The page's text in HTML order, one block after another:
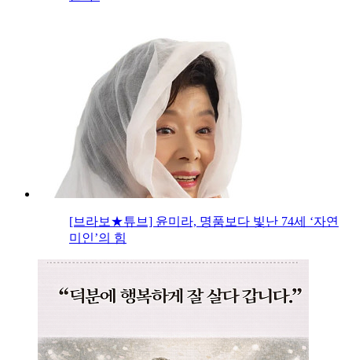
[브라보★튜브] 윤미라, 명품보다 빛난 74세 ‘자연
미인’의 힘